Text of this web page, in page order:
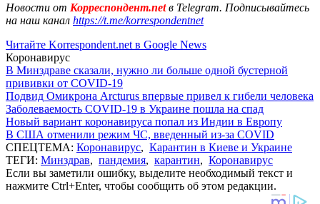
Новости от Корреспондент.netв Telegram. Подписывайтесь
на наш канал https://t.me/korrespondentnet
Читайте Korrespondent.net в Google News
Коронавирус
В Минздраве сказали, нужно ли больше одной бустерной
прививки от COVID-19
Подвид Омикрона Arcturus впервые привел к гибели человека
Заболеваемость COVID-19 в Украине пошла на спад
Новый вариант коронавируса попал из Индии в Европу
В США отменили режим ЧС, введенный из-за COVID
СПЕЦТЕМА: Коронавирус, Карантин в Киеве и Украине
ТЕГИ: Минздрав, пандемия, карантин, Коронавирус
Если вы заметили ошибку, выделите необходимый текст и
нажмите Ctrl+Enter, чтобы сообщить об этом редакции.